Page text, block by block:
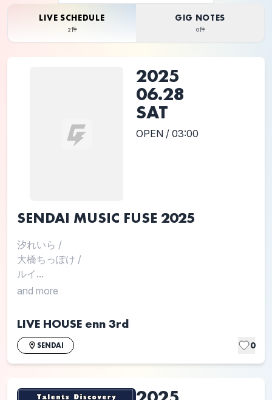
LIVE SCHEDULE
2件
GIG NOTES
0件
2025
06.28
SAT
OPEN / 03:00
SENDAI MUSIC FUSE 2025
汐れいら /
大橋ちっぽけ /
ルイ...
and more
LIVE HOUSE enn 3rd
SENDAI 0